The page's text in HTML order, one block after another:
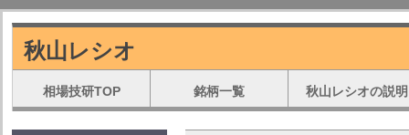
秋山レシオ
相場技研TOP 銘柄一覧 秋山レシオの説明